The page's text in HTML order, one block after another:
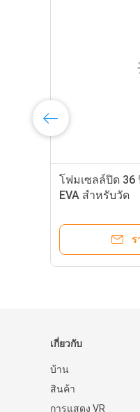
โฟมเซลล์ปิด 36
EVA สำหรับวัด
ร
เกี่ยวกับ
บ้าน
สินค้า
การแสดง VR